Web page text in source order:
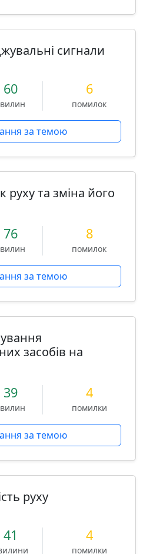
сигнали
60 6
помилок
за темою
руху та зміна його
76 8
помилок
за темою
засобів на
39 4
помилки
за темою
руху
41 4
помилки